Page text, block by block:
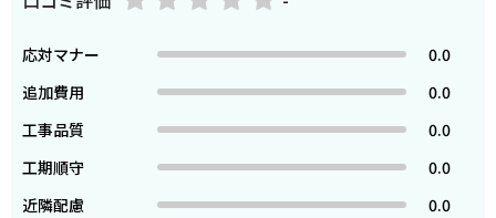
応対マナー
0.0
追加費用
0.0
工事品質
0.0
工期順守
0.0
近隣配慮
0.0